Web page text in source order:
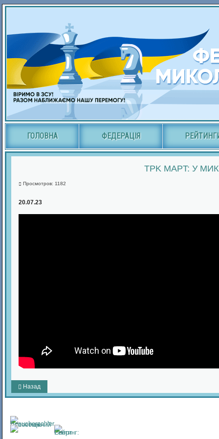
ГОЛОВНА ФЕДЕРАЦІЯ
TPK MAPT: У
Просмотров: 1182
20.07.23
Назад